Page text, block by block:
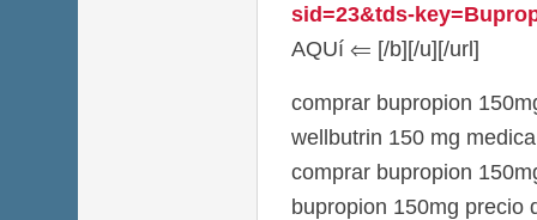
sid=23&tds-
AQUí ⇐ [/b][/u][/url]
comprar bupropion
wellbutrin 150 mg
comprar bupropion
bupropion 150mg precio